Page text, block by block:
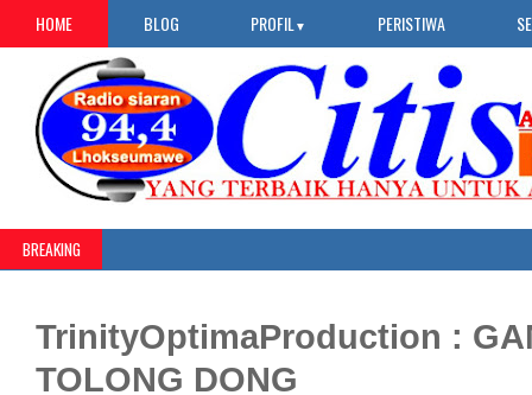
HOME BLOG PROFIL ▼ PERISTIWA
BREAKING
TrinityOptimaProduction :
TOLONG DONG